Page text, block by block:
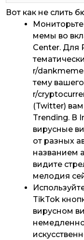
Вот как не слить
мемы во
Center. Для
r/
тему
r/
(Twitter)
Trending. В
вирусные
от разных
названием
видите
мелодия
TikTok
вирусном